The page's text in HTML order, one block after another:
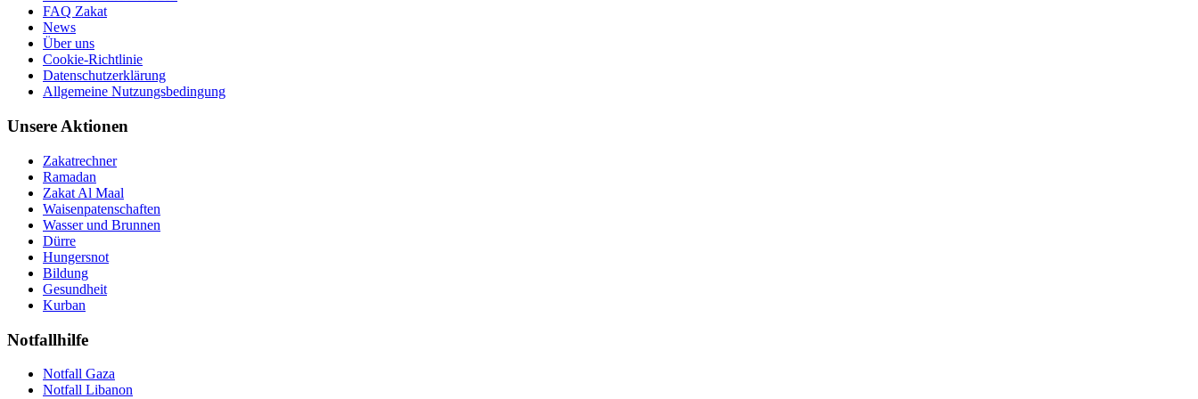
FAQ Zakat
News
Über uns
Cookie-Richtlinie
Datenschutzerklärung
Allgemeine Nutzungsbedingung
Unsere Aktionen
Zakatrechner
Ramadan
Zakat Al Maal
Waisenpatenschaften
Wasser und Brunnen
Dürre
Hungersnot
Bildung
Gesundheit
Kurban
Notfallhilfe
Notfall Gaza
Notfall Libanon